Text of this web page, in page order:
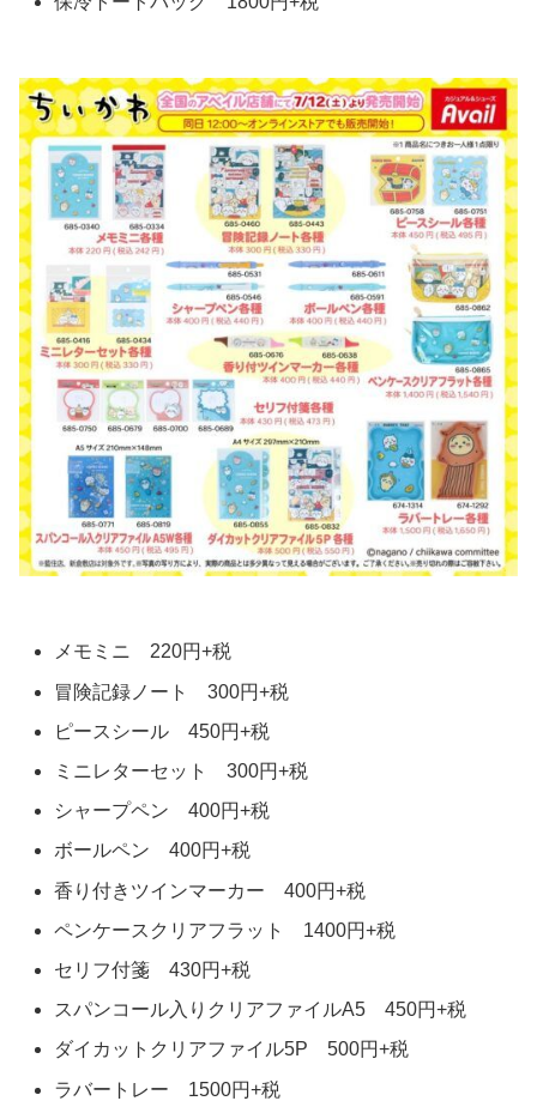
メモミニ 220円+税
冒険記録ノート 300円+税
ピースシール 450円+税
ミニレターセット 300円+税
シャープペン 400円+税
ボールペン 400円+税
香り付きツインマーカー 400円+税
ペンケースクリアフラット 1400円+税
セリフ付箋 430円+税
スパンコール入りクリアファイルA5 450円+税
ダイカットクリアファイル5P 500円+税
ラバートレー 1500円+税